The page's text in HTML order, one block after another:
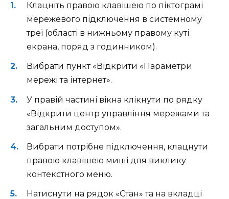
Клацніть правою клавішею по піктограмі
мережевого підключення в системному
треї (області в нижньому правому куті
екрана, поряд з годинником).
Вибрати пункт «Відкрити «Параметри
мережі та інтернет».
У правій частині вікна клікнути по рядку
«Відкрити центр управління мережами та
загальним доступом».
Вибрати потрібне підключення, клацнути
правою клавішею миші для виклику
контекстного меню.
Натиснути на рядок «Стан» та на вкладці